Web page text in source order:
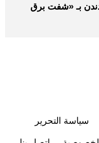
بـ «شفت برق
سياسة التحرير